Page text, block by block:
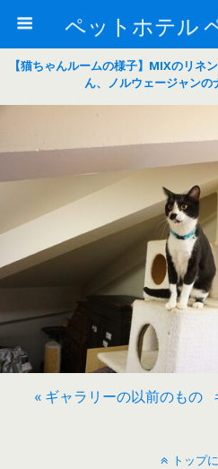
【猫ちゃんルームの様子】MIXのリネ
ん、ノルウェージャンの
« ギャラリーの以前のもの
トップ